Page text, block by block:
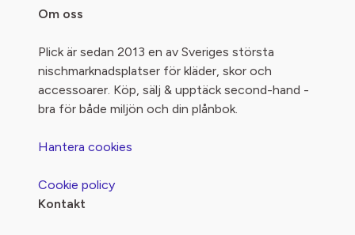
Om oss
Plick är sedan 2013 en av Sveriges största
nischmarknadsplatser för kläder, skor och
accessoarer. Köp, sälj & upptäck second-hand -
bra för både miljön och din plånbok.
Hantera cookies
Cookie policy
Kontakt